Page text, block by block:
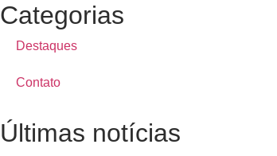
Categorias
Destaques
Contato
Últimas notícias